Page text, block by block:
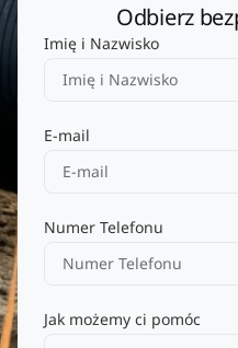
Odbierz
Imię i Nazwisko
E-mail
Numer Telefonu
Jak możemy ci pomóc